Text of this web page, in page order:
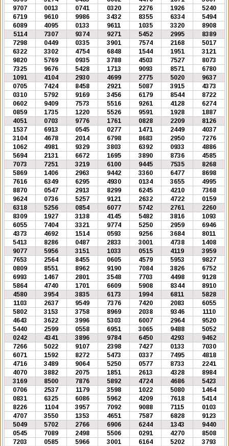
9707
0013 0741 0320 2276 1926
5240
6719
9610 9986 3432 8355 6334
5494
6089
4095 0133 9611 1035 3320
8908
5114
7307 9374 9271 5452 2995
8389
7298
0449 0335 3901 7574 2168
5017
6322
3302 4754 6848 1544 1951
3121
9820
5769 0935 3788 4503 7527
8073
7325
9676 5428 1713 9093 8571
6780
1091
4104 2930 4699 2775 5020
9637
0705
7424 8458 2921 5087 3915
4373
0310
5792 9169 3456 6179 8544
8722
0602
9409 7573 5516 9261 4128
6274
0859
1735 1220 5526 9591 1928
1887
4051
0703 9776 1761 0828 2209
8126
1537
6913 0545 0277 1471 2449
4037
3104
4678 2014 6798 8683 2950
7276
1062
4981 9329 3803 6392 0933
4886
5694
2131 6672 1695 3890 8736
4585
7073
7251 3219 6100 9445 7535
8268
5869
1406 2963 9442 3360 6477
8698
7616
6349 6295 4930 0134 3655
4995
8870
0547 2913 8299 6245 4210
7368
9624
0736 5257 9121 2632 4722
0159
6318
5256 0854 6077 5742 2761
2260
8309
1927 3138 4145 5482 3816
1093
6055
7404 3321 9774 5250 2959
6946
4373
4692 1514 0593 9256 3684
8011
5413
8286 0487 2833 3001 4738
1408
9077
5956 3151 1033 0515 4119
3959
7653
2564 8455 0605 4579 5953
9827
0809
8551 8962 9190 7084 3826
6752
6993
1467 2801 3548 7703 4498
9128
5864
4740 1701 6609 5908 8344
8910
4580
3954 3835 6173 1994 6811
5828
1103
2637 9549 7376 7420 2083
6055
5802
3153 3758 8969 2038 9346
1110
4643
3622 3996 5303 6007 2964
9520
5440
2599 0558 6951 3065 9488
5052
0242
4341 3896 9784 6450 4293
9462
7266
5022 9107 2398 7427 0133
7030
6071
1592 8272 5473 0337 7495
4818
4716
3489 9064 5250 0577 8733
2241
4070
3882 2075 1851 2613 4328
8984
3169
8500 7876 5892 4724 4686
5423
0706
2537 1179 3598 1022 5080
1464
0831
6325 6086 5962 4209 7618
5414
8226
1104 3957 7092 9088 7115
0103
4707
3550 1353 4651 7587 6828
9123
5049
5702 2766 6906 6244 1343
9440
0545
7089 2498 5506 0291 4270
8508
7203
0585 5966 3001 6164 5202
3793